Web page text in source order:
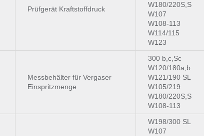
Prüfgerät Kraftstoffdruck
W180/220S,S
W107
W108-113
W114/115
W123
Messbehälter für Vergaser
Einspritzmenge
300 b,c,Sc
W120/180a,b
W121/190 SL
W105/219
W180/220S,S
W108-113
W198/300 SL
W107